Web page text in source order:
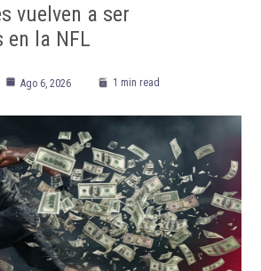
vuelven a ser
la NFL
Ago 6, 2026 1 min read